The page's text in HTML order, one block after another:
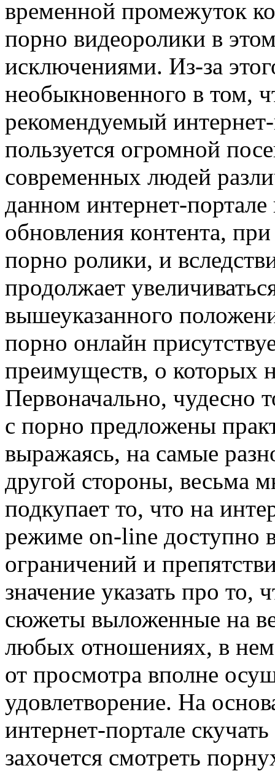
временной промежуток
порно видеоролики в
исключениями. Из-за
необыкновенного в том,
рекомендуемый
пользуется огромной
современных людей
данном интернет-
обновления контента,
порно ролики, и
продолжает
вышеуказанного
порно онлайн
преимуществ, о которых
Первоначально, чудесно
с порно предложены
выражаясь, на самые
другой стороны, весьма
подкупает то, что на
режиме on-line доступно
ограничений и
значение указать про то,
сюжеты выложенные на
любых отношениях, в
от просмотра вполне
удовлетворение. На
интернет-портале
захочется смотреть